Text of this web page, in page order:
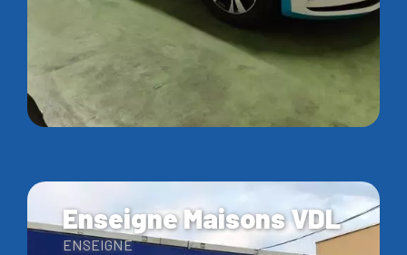
Enseigne Maisons VDL
ENSEIGNE